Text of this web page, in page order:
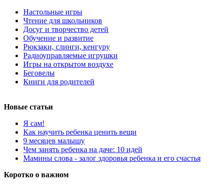
Настольные игры
Чтение для школьников
Досуг и творчество детей
Обучение и развитие
Рюкзаки, слинги, кенгуру
Радиоуправляемые игрушки
Игры на открытом воздухе
Беговелы
Книги для родителей
Новые статьи
Я сам!
Как научить ребенка ценить вещи
9 месяцев малышу
Чем занять ребенка на даче: 10 идей
Мамины слова - залог здоровья ребенка и его счастья
Коротко о важном